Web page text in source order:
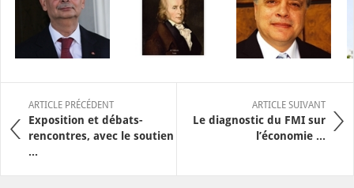
ARTICLE PRÉCÉDENT
Exposition et débats-
rencontres, avec le soutien
...
ARTICLE SUIVANT
Le diagnostic du FMI sur
l’économie ...